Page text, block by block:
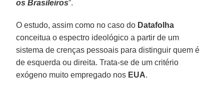
os Brasileiros”.
O estudo, assim como no caso do Datafolha
conceitua o espectro ideológico a partir de um
sistema de crenças pessoais para distinguir quem é
de esquerda ou direita. Trata-se de um critério
exógeno muito empregado nos EUA.